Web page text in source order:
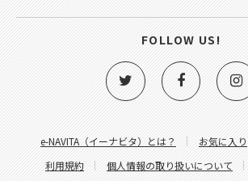
e-NAVITA（イーナビタ）とは？ お気に入り
利用規約
個人情報の取り扱いについて
FOLLOW US!